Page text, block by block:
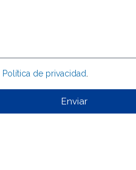
Política de privacidad
Enviar